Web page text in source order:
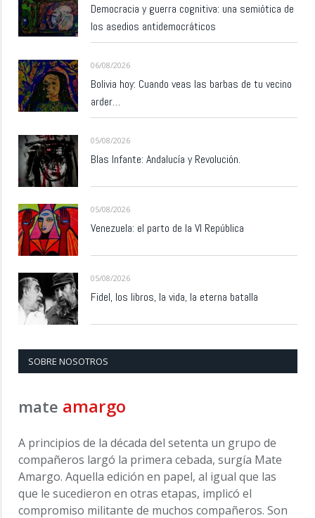
Democracia y guerra cognitiva: una semiótica de
los asedios antidemocráticos
06/08/2026
Bolivia hoy: Cuando veas las barbas de tu vecino
arder…
05/08/2026
Blas Infante: Andalucía y Revolución.
05/08/2026
Venezuela: el parto de la VI República
05/08/2026
Fidel, los libros, la vida, la eterna batalla
SOBRE NOSOTROS
mate amargo
A principios de la década del setenta un grupo de
compañeros largó la primera cebada, surgía Mate
Amargo. Aquella edición en papel, al igual que las
que le sucedieron en otras etapas, implicó el
compromiso militante de muchos compañeros. Son